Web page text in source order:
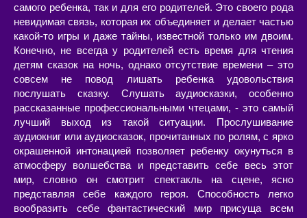
самого ребенка, так и для его родителей. Это своего рода
невидимая связь, которая их объединяет и делает частью
какой-то игры и даже тайны, известной только им двоим.
Конечно, не всегда у родителей есть время для чтения
детям сказок на ночь, однако отсутствие времени – это
совсем не повод лишать ребенка удовольствия
послушать сказку. Слушать аудиосказки, особенно
рассказанные профессиональными чтецами, - это самый
лучший выход из такой ситуации. Прослушивание
аудиокниг или аудиосказок, прочитанных по ролям, с ярко
окрашенной интонацией позволяет ребенку окунуться в
атмосферу волшебства и представить себе весь этот
мир, словно он смотрит спектакль на сцене, ясно
представляя себе каждого героя. Способность легко
вообразить себе фантастический мир присуща всем